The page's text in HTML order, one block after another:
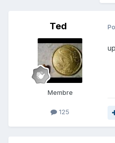
Ted
Membre
125